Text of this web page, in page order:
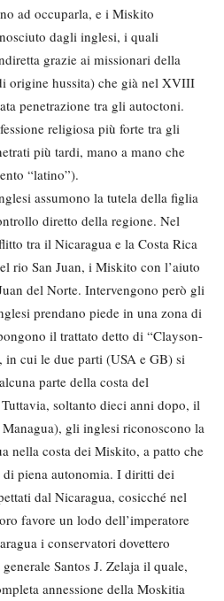
ad occuparla, e i Miskito
dagli inglesi, i quali
grazie ai missionari della
origine hussita) che già nel XVIII
penetrazione tra gli autoctoni.
religiosa più forte tra gli
più tardi, mano a mano che
“latino”).
assumono la tutela della figlia
diretto della regione. Nel
tra il Nicaragua e la Costa Rica
rio San Juan, i Miskito con l’aiuto
del Norte. Intervengono però gli
prendano piede in una zona di
il trattato detto di “Clayson-
cui le due parti (USA e GB) si
parte della costa del
soltanto dieci anni dopo, il
gli inglesi riconoscono la
nella costa dei Miskito, a patto che
di piena autonomia. I diritti dei
dal Nicaragua, cosicché nel
favore un lodo dell’imperatore
i conservatori dovettero
Santos J. Zelaja il quale,
annessione della Moskitia